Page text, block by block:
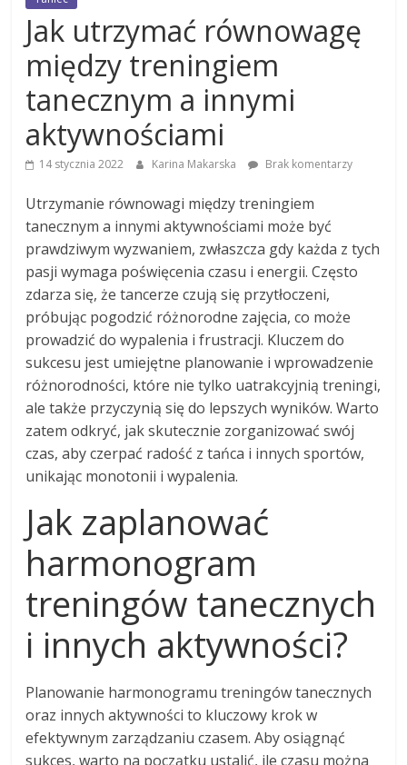
Jak utrzymać równowagę
między treningiem
tanecznym a innymi
aktywnościami
14 stycznia 2022 Karina Makarska Brak komentarzy
Utrzymanie równowagi między treningiem
tanecznym a innymi aktywnościami może być
prawdziwym wyzwaniem, zwłaszcza gdy każda z tych
pasji wymaga poświęcenia czasu i energii. Często
zdarza się, że tancerze czują się przytłoczeni,
próbując pogodzić różnorodne zajęcia, co może
prowadzić do wypalenia i frustracji. Kluczem do
sukcesu jest umiejętne planowanie i wprowadzenie
różnorodności, które nie tylko uatrakcyjnią treningi,
ale także przyczynią się do lepszych wyników. Warto
zatem odkryć, jak skutecznie zorganizować swój
czas, aby czerpać radość z tańca i innych sportów,
unikając monotonii i wypalenia.
Jak zaplanować
harmonogram
treningów tanecznych
i innych aktywności?
Planowanie harmonogramu treningów tanecznych
oraz innych aktywności to kluczowy krok w
efektywnym zarządzaniu czasem. Aby osiągnąć
sukces, warto na początku ustalić, ile czasu można